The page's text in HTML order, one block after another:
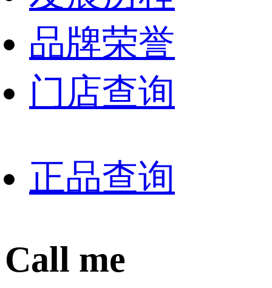
品牌荣誉
门店查询
正品查询
Call me